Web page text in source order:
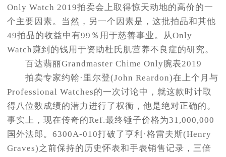
Only Watch 2019拍卖会上取得惊天动地的高价的一
个主要因素。当然，另一个因素是，这批拍品和其他
49拍品的收益中有99％用于慈善事业。从Only
Watch赚到的钱用于资助杜氏肌营养不良症的研究。
百达翡丽Grandmaster Chime Only腕表2019
拍卖专家约翰·里尔登(John Reardon)在上个月与
Professional Watches的一次讨论中，就这款时计取
得八位数成绩的潜力进行了权衡，他是绝对正确的。
事实上，现在传奇的Ref.最终锤子价格为31,000,000
国外法郎。6300A-010打破了亨利·格雷夫斯(Henry
Graves)之前保持的历史怀表和手表销售记录，三倍